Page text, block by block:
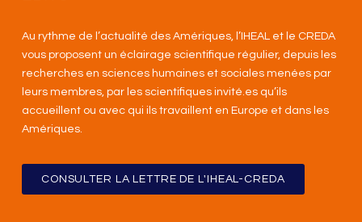
Au rythme de l’actualité des Amériques, l’IHEAL et le CREDA
vous proposent un éclairage scientifique régulier, depuis les
recherches en sciences humaines et sociales menées par
leurs membres, par les scientifiques invité.es qu’ils
accueillent ou avec qui ils travaillent en Europe et dans les
Amériques.
CONSULTER LA LETTRE DE L'IHEAL-CREDA